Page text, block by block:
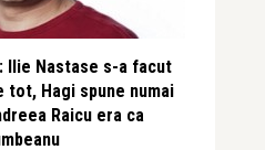
Ilie Nastase s-a facut
tot, Hagi spune numai
Raicu era ca